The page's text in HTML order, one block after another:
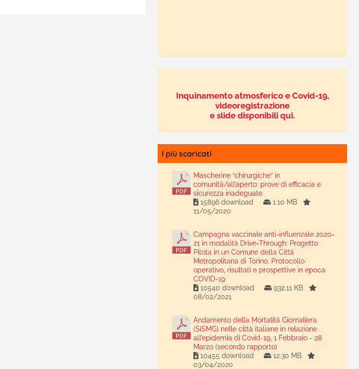
Inquinamento atmosferico e Covid-19,
videoregistrazione
e slide disponibili qui.
I più scaricati
Mascherine “chirurgiche” in
comunità/all’aperto: prove di efficacia e
sicurezza inadeguate
15896 download
1.10 MB
11/05/2020
Campagna vaccinale anti-influenzale 2020-
21 in modalità Drive-Through: Progetto
Pilota in un Comune della Città
Metropolitana di Torino. Protocollo
operativo, risultati e prospettive in epoca
COVID-19
10540 download
932.11 KB
08/02/2021
Andamento della Mortalità Giornaliera
(SiSMG) nelle città italiane in relazione
all’epidemia di Covid-19, 1 Febbraio - 28
Marzo (secondo rapporto)
10455 download
12.30 MB
03/04/2020